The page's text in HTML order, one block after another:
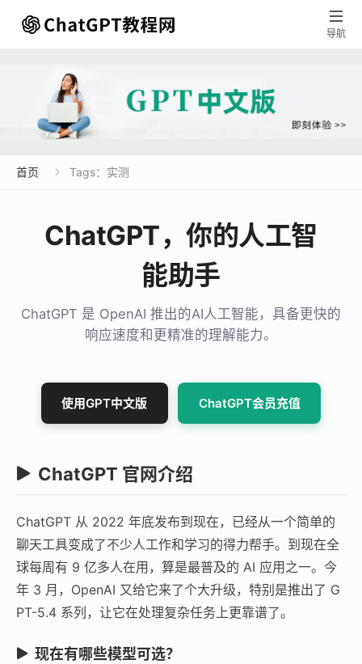

导航
首页  Tags：实测
ChatGPT，你的人工智
能助手
ChatGPT 是 OpenAI 推出的AI人工智能，具备更快的
响应速度和更精准的理解能力。
使用GPT中文版 ChatGPT会员充值
ChatGPT 官网介绍
ChatGPT 从 2022 年底发布到现在，已经从一个简单的
聊天工具变成了不少人工作和学习的得力帮手。到现在全
球每周有 9 亿多人在用，算是最普及的 AI 应用之一。今
年 3 月，OpenAI 又给它来了个大升级，特别是推出了 G
PT-5.4 系列，让它在处理复杂任务上更靠谱了。
现在有哪些模型可选？